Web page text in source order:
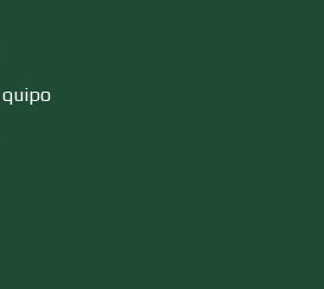
Automotrices
y Alfombras